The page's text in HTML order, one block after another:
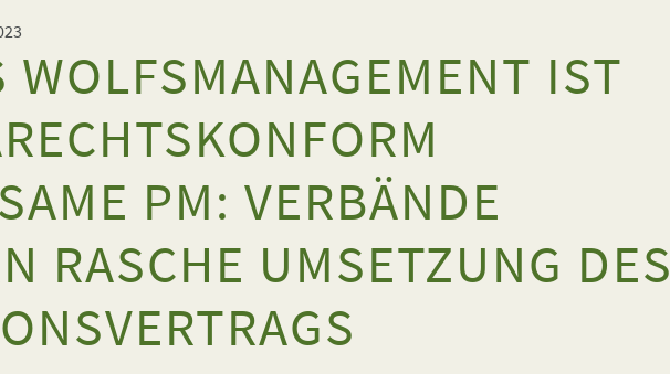
WOLFSMANAGEMENT IST
PM: VERBÄNDE
RASCHE UMSETZUNG DES